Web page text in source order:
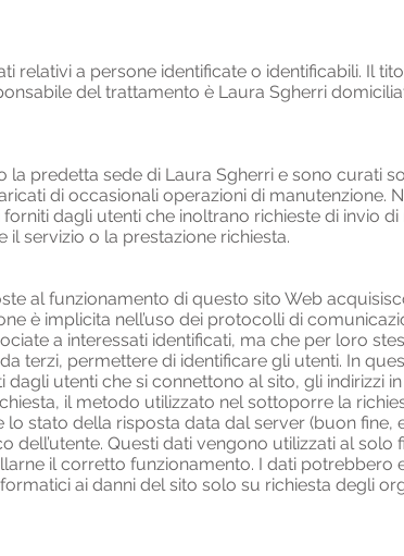
relativi a persone identificate o identificabili. Il
del trattamento è Laura Sgherri
predetta sede di Laura Sgherri e sono curati
di occasionali operazioni di manutenzione.
dagli utenti che inoltrano richieste di invio di
servizio o la prestazione richiesta.
al funzionamento di questo sito Web
è implicita nell’uso dei protocolli di
a interessati identificati, ma che per loro
terzi, permettere di identificare gli utenti. In
utenti che si connettono al sito, gli indirizzi
il metodo utilizzato nel sottoporre la
stato della risposta data dal server (buon fine,
dell’utente. Questi dati vengono utilizzati al solo
il corretto funzionamento. I dati potrebbero
ai danni del sito solo su richiesta degli